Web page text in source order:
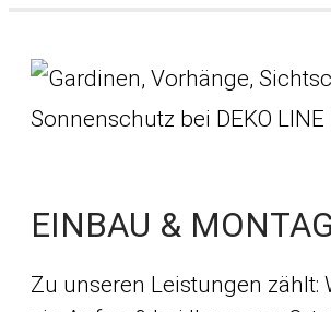
EINBAU &
Zu unseren Leistungen zählt: